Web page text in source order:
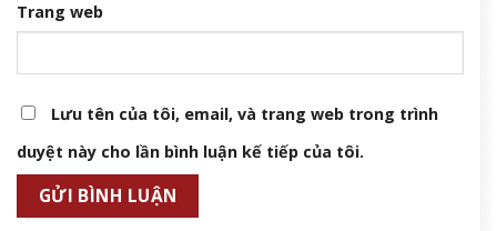
Trang web
Lưu tên của tôi, email, và trang web trong trình
duyệt này cho lần bình luận kế tiếp của tôi.